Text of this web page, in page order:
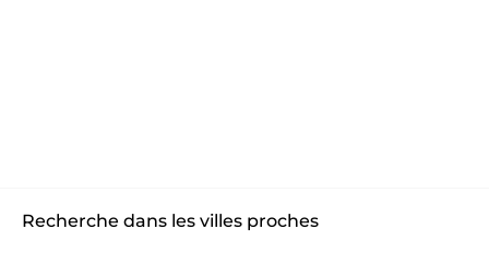
Recherche dans les villes proches